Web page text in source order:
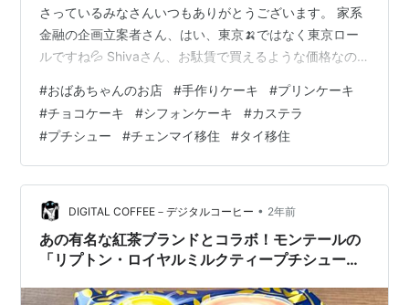
さっているみなさんいつもありがとうございます。 家系
金融の企画立案者さん、はい、東京🍌ではなく東京ロー
ルですね💦 Shivaさん、お駄賃で買えるような価格なの
んのお店では野菜や果物がメインで、他にもいろいろと
こまごまとしたものまで売られています。 おばあちゃん
のお店で一部作っているものもあるのかな？ たまにおば
あちゃんが定位置から立って、炊事場で何かを作ってい
る姿も見かけます。 ですが、多分多くの物は仕入れてい
ると思います。 …
#おばあちゃんのお店 #手作りケーキ #プリンケーキ
#チョコケーキ #シフォンケーキ #カステラ
#プチシュー #チェンマイ移住 #タイ移住
DIGITAL COFFEE－デジタルコーヒー • 2年前
あの有名な紅茶ブランドとコラボ！モンテールの
「リプトン・ロイヤルミルクティープチシュー」